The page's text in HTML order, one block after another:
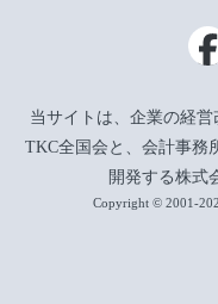
当サイトは、企業の経
TKC全国会と、会計事務
開発する株式
Copyright © 2001-